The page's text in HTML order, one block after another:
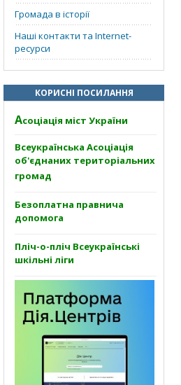
Громада в історії
Наші контакти та Internet-
ресурси
КОРИСНІ ПОСИЛАННЯ
Асоціація міст України
Всеукраїнська Асоціація
об'єднаних територіальних
громад
Безоплатна правнича
допомога
Пліч-о-пліч Всеукраїнські
шкільні ліги